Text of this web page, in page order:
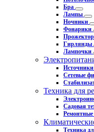
Бра
Лампы
Ночники
Фонарики
Гирлянды
Лампочки
Источники
Сетевые
Техника для
Садовая
Техника